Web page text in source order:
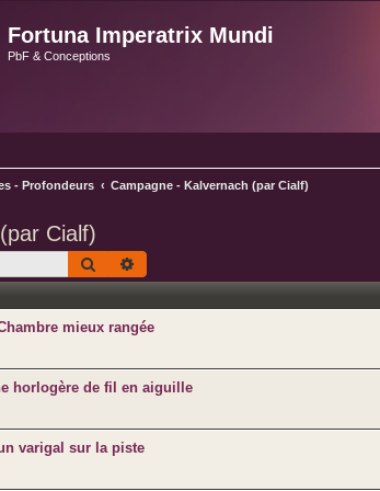
Fortuna Imperatrix Mundi
PbF & Conceptions
- Profondeurs Campagne - Kalvernach (par Cialf)
Cialf)
Rechercher
mieux rangée
horlogère de fil en aiguille
varigal sur la piste